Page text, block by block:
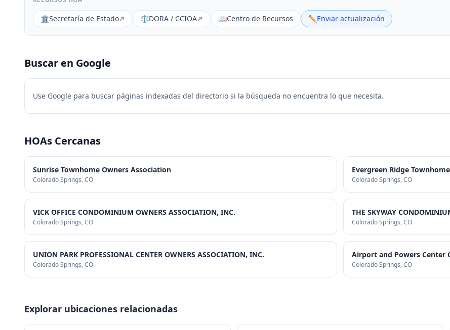
🏛️Secretaría de Estado ⚖️DORA / CCIOA 📖Centro de Recursos ✏️Enviar actualización
Buscar en Google
Use Google para buscar páginas indexadas del directorio si la búsqueda no encuentra lo que necesita.
HOAs Cercanas
Sunrise Townhome Owners Association
Colorado Springs, CO
Evergreen Ridge
Colorado Springs, CO
VICK OFFICE CONDOMINIUM OWNERS ASSOCIATION, INC.
Colorado Springs, CO
THE SKYWAY
Colorado Springs, CO
UNION PARK PROFESSIONAL CENTER OWNERS ASSOCIATION, INC.
Colorado Springs, CO
Airport and Powers Center
Colorado Springs, CO
Explorar ubicaciones relacionadas